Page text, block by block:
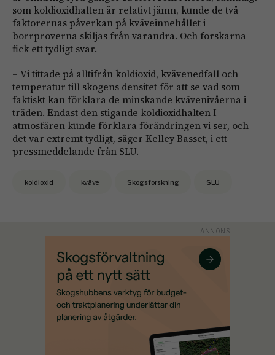
som koldioxidhalten är relativt jämn, kunde de två
faktorernas påverkan på kväveinnehållet i
borrproverna skiljas från varandra. Och forskarna
fick ett tydligt svar.
– Vi tittade på alltifrån koldioxid, kvävenedfall och
temperatur till skogens densitet för att se vad som
faktiskt kan förklara de minskande kvävenivåerna i
träden. Endast den stigande koldioxidhalten I
atmosfären kunde förklara förändringen vi ser, och
det var extremt tydligt, säger Kelley Basset, i ett
pressmeddelande från SLU.
koldioxid kväve Skogsforskning SLU